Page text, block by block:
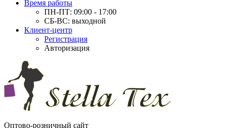
Время работы
ПН-ПТ: 09:00 - 17:00
СБ-ВС: выходной
Клиент-центр
Регистрация
Авторизация
Оптово-розничный сайт